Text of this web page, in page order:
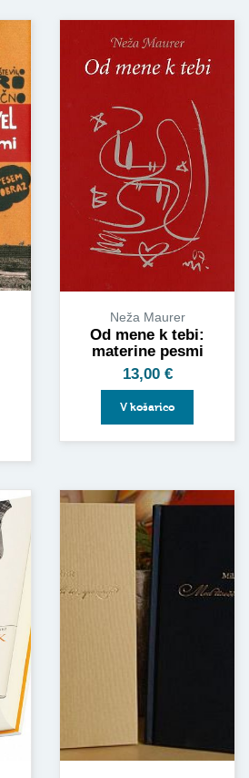
Neža Maurer
Od mene k tebi:
materine pesmi
13,00 €
V košarico